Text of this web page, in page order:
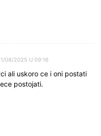
08/2025 U 09:16
ali uskoro ce i oni postati
postojati.